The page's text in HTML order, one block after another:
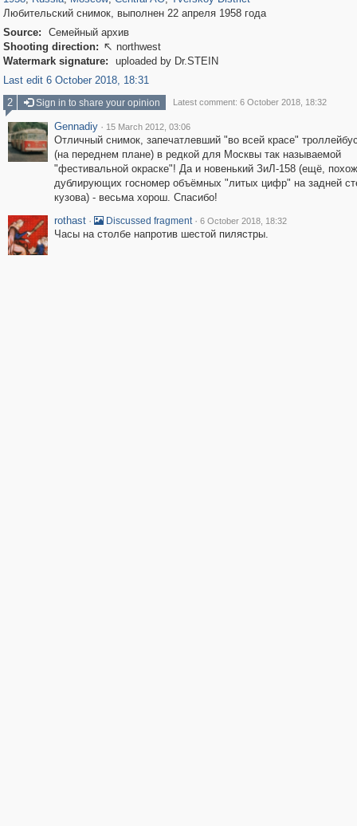
Любительский снимок, выполнен 22 апреля 1958 года
Source:
Семейный архив
Shooting direction:  northwest
Watermark signature:
uploaded by Dr.STEIN
Last edit 6 October 2018, 18:31
2
Sign in to share your opinion Latest comment: 6 October 2018, 18:32
Gennadiy · 15 March 2012, 03:06
Отличный снимок, запечатлевший "во всей красе"
(на переднем плане) в редкой для Москвы так называемой
"фестивальной окраске"! Да и новенький ЗиЛ-158 (ещё,
дублирующих госномер объёмных "литых цифр" на задней
кузова) - весьма хорош. Спасибо!
rothast · Discussed fragment · 6 October 2018, 18:32
Часы на столбе напротив шестой пилястры.